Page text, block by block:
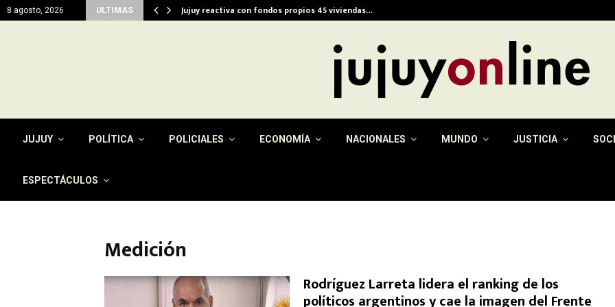
8 agosto, 2026 ULTIMAS Jujuy reactiva con fondos propios 45 viviendas…
JUJUY POLÍTICA POLICIALES ECONOMÍA NACIONALES MUNDO JUSTICIA
ESPECTÁCULOS
Medición
Rodríguez Larreta lidera el ranking de los
políticos argentinos y cae la imagen del Frente